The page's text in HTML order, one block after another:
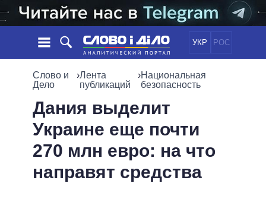
УКР РОС
НОВОСТИ
СОБЫТИЯ
СТАТЬИ
МНЕНИЯ
ОБЗОРЫ
ОБЩЕСТВО
МИР
ПОЛИТИКИ
ВСЕ ПОЛИТИКИ
ПРЕЗИДЕНТ И ОФИС
ИНФОГРАФИКА
ВИДЕО
Слово и
Дело
›Лента
публикаций
›Национальная
безопасность
Дания выделит
Украине еще почти
270 млн евро: на что
направят средства